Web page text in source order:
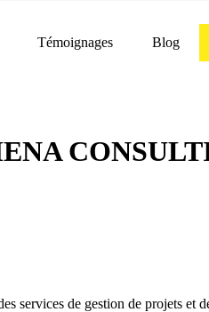
Témoignages Blog
services de gestion de projets et